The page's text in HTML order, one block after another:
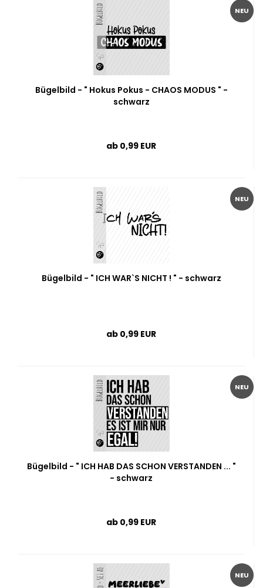
NEU
Bügelbild - " Hokus Pokus - CHAOS MODUS " -
schwarz
ab 0,99 EUR
NEU
Bügelbild - " ICH WAR`S NICHT ! " - schwarz
ab 0,99 EUR
NEU
Bügelbild - " ICH HAB DAS SCHON VERSTANDEN ... "
- schwarz
ab 0,99 EUR
NEU